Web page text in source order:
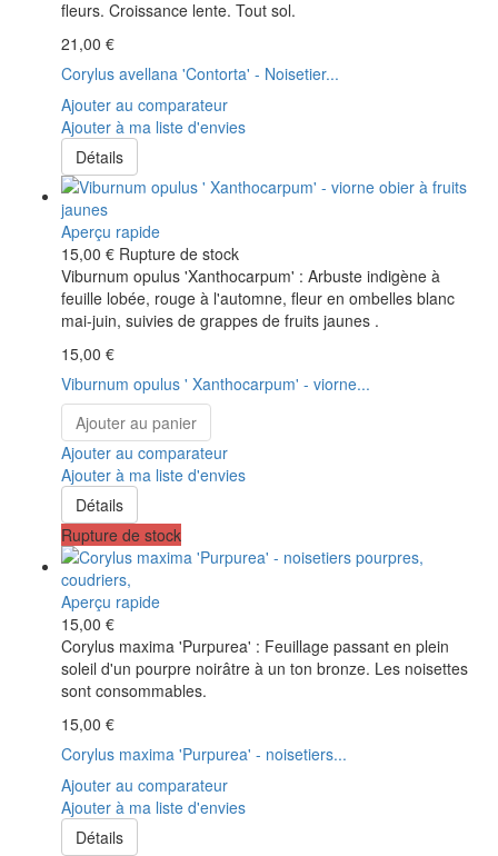
fleurs. Croissance lente. Tout sol.
21,00 €
Corylus avellana 'Contorta' - Noisetier...
Ajouter au comparateur
Ajouter à ma liste d'envies
Détails
Aperçu rapide
15,00 € Rupture de stock
Viburnum opulus 'Xanthocarpum' : Arbuste indigène à
feuille lobée, rouge à l'automne, fleur en ombelles blanc
mai-juin, suivies de grappes de fruits jaunes .
15,00 €
Viburnum opulus ' Xanthocarpum' - viorne...
Ajouter au panier
Ajouter au comparateur
Ajouter à ma liste d'envies
Détails
Rupture de stock
Aperçu rapide
15,00 €
Corylus maxima 'Purpurea' : Feuillage passant en plein
soleil d'un pourpre noirâtre à un ton bronze. Les noisettes
sont consommables.
15,00 €
Corylus maxima 'Purpurea' - noisetiers...
Ajouter au comparateur
Ajouter à ma liste d'envies
Détails